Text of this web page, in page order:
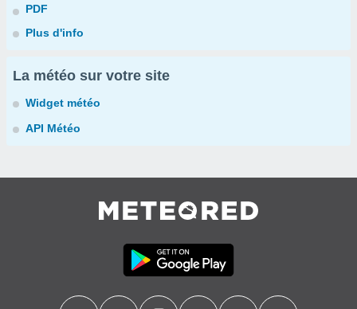
PDF
Plus d'info
La météo sur votre site
Widget météo
API Météo